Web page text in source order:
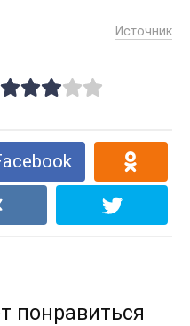
Источник
понравиться